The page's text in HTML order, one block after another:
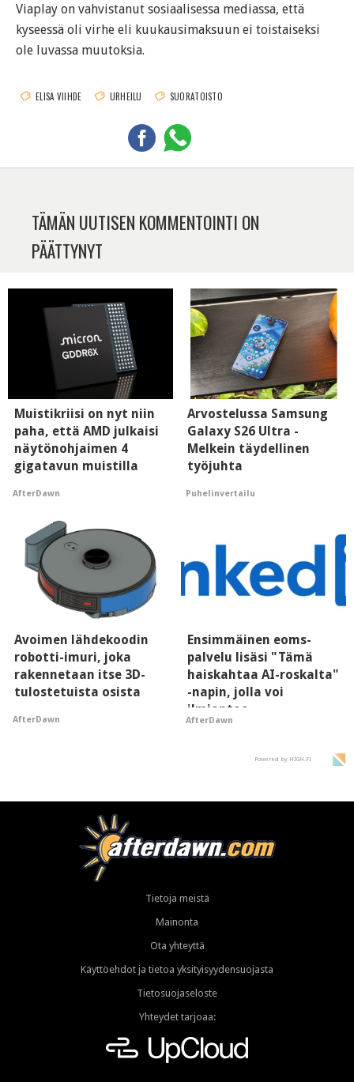
Viaplay on vahvistanut sosiaalisessa mediassa, että
kyseessä oli virhe eli kuukausimaksuun ei toistaiseksi
ole luvassa muutoksia.
ELISA VIIHDE URHEILU SUORATOISTO
TÄMÄN UUTISEN KOMMENTOINTI ON
PÄÄTTYNYT
Muistikriisi on nyt niin
paha, että AMD julkaisi
näytönohjaimen 4
gigatavun muistilla
AfterDawn
Arvostelussa Samsung
Galaxy S26 Ultra -
Melkein täydellinen
työjuhta
Puhelinvertailu
Avoimen lähdekoodin
robotti-imuri, joka
rakennetaan itse 3D-
tulostetuista osista
AfterDawn
Ensimmäinen eoms-
palvelu lisäsi "Tämä
haiskahtaa AI-roskalta"
-napin, jolla voi
ilmiantaa
tekoälytauhkan
AfterDawn
Powered by HIGH.FI
Tietoja meistä
Mainonta
Ota yhteyttä
Käyttöehdot ja tietoa yksityisyydensuojasta
Tietosuojaseloste
Yhteydet tarjoaa: